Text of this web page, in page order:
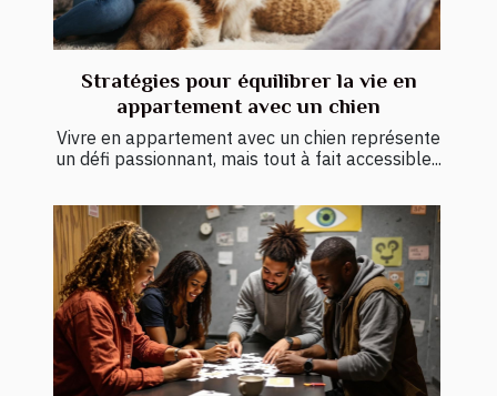
Stratégies pour équilibrer la vie en
appartement avec un chien
Vivre en appartement avec un chien représente
un défi passionnant, mais tout à fait accessible...